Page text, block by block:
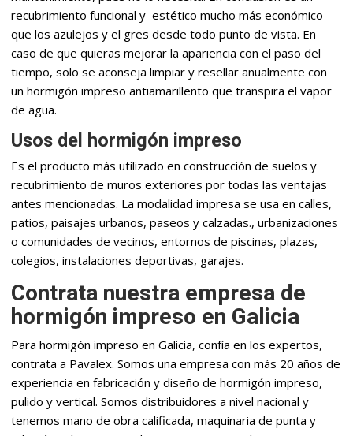
recubrimiento funcional y estético mucho más económico
que los azulejos y el gres desde todo punto de vista. En
caso de que quieras mejorar la apariencia con el paso del
tiempo, solo se aconseja limpiar y resellar anualmente con
un hormigón impreso antiamarillento que transpira el vapor
de agua.
Usos del hormigón impreso
Es el producto más utilizado en construcción de suelos y
recubrimiento de muros exteriores por todas las ventajas
antes mencionadas. La modalidad impresa se usa en calles,
patios, paisajes urbanos, paseos y calzadas., urbanizaciones
o comunidades de vecinos, entornos de piscinas, plazas,
colegios, instalaciones deportivas, garajes.
Contrata nuestra empresa de
hormigón impreso en Galicia
Para hormigón impreso en Galicia, confía en los expertos,
contrata a Pavalex. Somos una empresa con más 20 años de
experiencia en fabricación y diseño de hormigón impreso,
pulido y vertical. Somos distribuidores a nivel nacional y
tenemos mano de obra calificada, maquinaria de punta y